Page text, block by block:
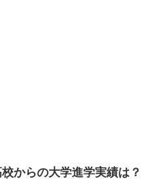
からの大学進学実績は？